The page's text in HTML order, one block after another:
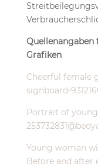
Quellenangaben
Grafiken
Cheerful female
signboard-
Portrait of
Young woman
Before and after